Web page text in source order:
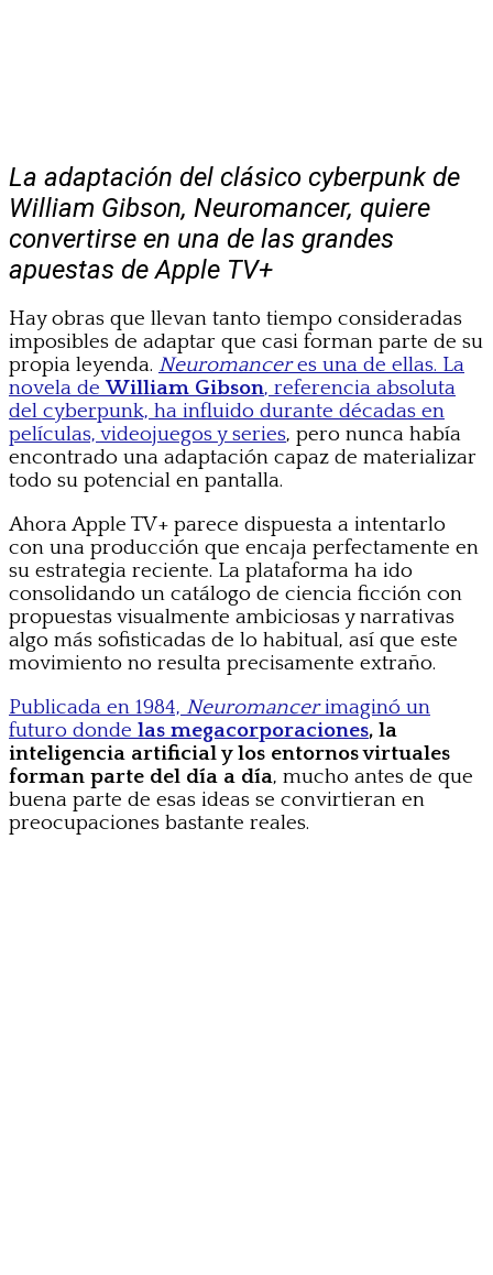
La adaptación del clásico cyberpunk de
William Gibson, Neuromancer, quiere
convertirse en una de las grandes
apuestas de Apple TV+
Hay obras que llevan tanto tiempo consideradas
imposibles de adaptar que casi forman parte de su
propia leyenda. Neuromanceres una de ellas. La
novela deWilliam Gibson, referencia absoluta
del cyberpunk, ha influido durante décadas en
películas, videojuegos y series, pero nunca había
encontrado una adaptación capaz de materializar
todo su potencial en pantalla.
Ahora Apple TV+ parece dispuesta a intentarlo
con una producción que encaja perfectamente en
su estrategia reciente. La plataforma ha ido
consolidando un catálogo de ciencia ficción con
propuestas visualmente ambiciosas y narrativas
algo más sofisticadas de lo habitual, así que este
movimiento no resulta precisamente extraño.
Publicada en 1984, Neuromancerimaginó un
futuro donde las megacorporaciones, la
inteligencia artificial y los entornos virtuales
forman parte del día a día, mucho antes de que
buena parte de esas ideas se convirtieran en
preocupaciones bastante reales.